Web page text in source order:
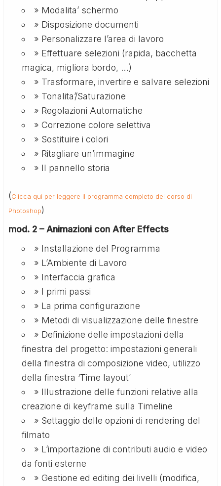
» Modalita’ schermo
» Disposizione documenti
» Personalizzare l’area di lavoro
» Effettuare selezioni (rapida, bacchetta
magica, migliora bordo, …)
» Trasformare, invertire e salvare selezioni
» Tonalita’/Saturazione
» Regolazioni Automatiche
» Correzione colore selettiva
» Sostituire i colori
» Ritagliare un’immagine
» Il pannello storia
(Clicca qui per leggere il programma completo del corso di
Photoshop)
mod. 2 – Animazioni con After Effects
» Installazione del Programma
» L’Ambiente di Lavoro
» Interfaccia grafica
» I primi passi
» La prima configurazione
» Metodi di visualizzazione delle finestre
» Definizione delle impostazioni della
finestra del progetto: impostazioni generali
della finestra di composizione video, utilizzo
della finestra ‘Time layout’
» Illustrazione delle funzioni relative alla
creazione di keyframe sulla Timeline
» Settaggio delle opzioni di rendering del
filmato
» L’importazione di contributi audio e video
da fonti esterne
» Gestione ed editing dei livelli (modifica,